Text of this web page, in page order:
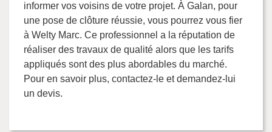
informer vos voisins de votre projet. À Galan, pour
une pose de clôture réussie, vous pourrez vous fier
à Welty Marc. Ce professionnel a la réputation de
réaliser des travaux de qualité alors que les tarifs
appliqués sont des plus abordables du marché.
Pour en savoir plus, contactez-le et demandez-lui
un devis.